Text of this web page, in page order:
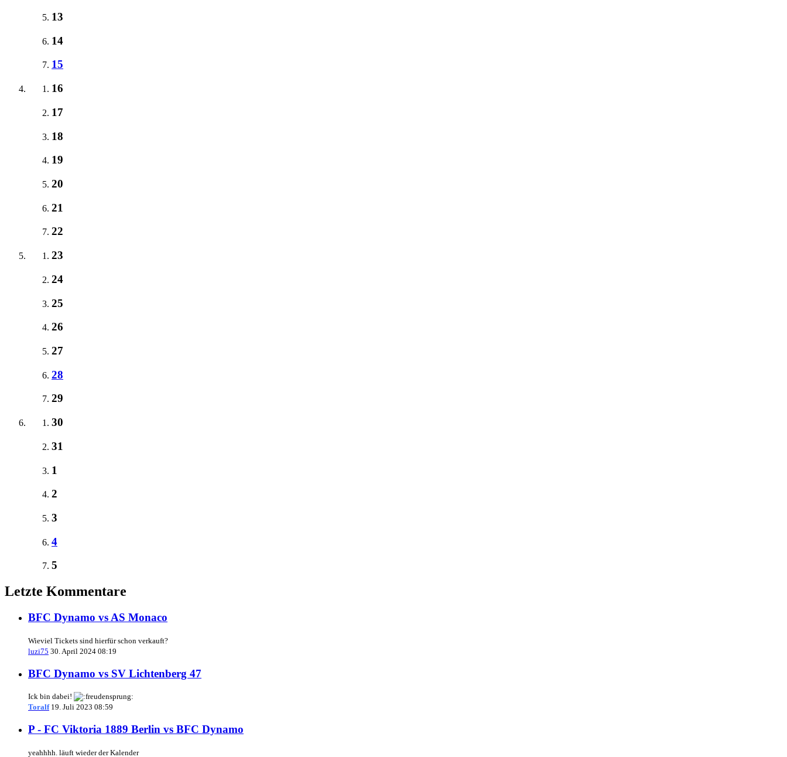
13
14
15
16
17
18
19
20
21
22
23
24
25
26
27
28
29
30
31
1
2
3
4
5
Letzte Kommentare
BFC Dynamo vs AS Monaco
Wieviel Tickets sind hierfür schon verkauft?
luzi75 30. April 2024 08:19
BFC Dynamo vs SV Lichtenberg 47
Ick bin dabei!
Toralf 19. Juli 2023 08:59
P - FC Viktoria 1889 Berlin vs BFC Dynamo
yeahhhh. läuft wieder der Kalender